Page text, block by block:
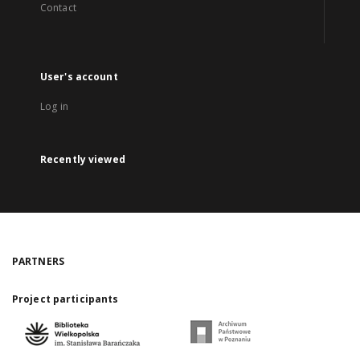
Contact
User's account
Log in
Recently viewed
PARTNERS
Project participants